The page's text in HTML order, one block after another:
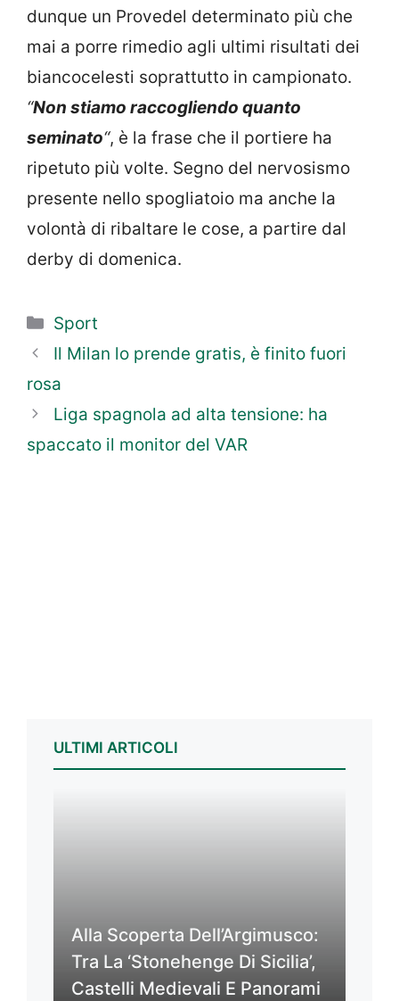
dunque un Provedel determinato più che
mai a porre rimedio agli ultimi risultati dei
biancocelesti soprattutto in campionato.
“Non stiamo raccogliendo quanto
seminato“, è la frase che il portiere ha
ripetuto più volte. Segno del nervosismo
presente nello spogliatoio ma anche la
volontà di ribaltare le cose, a partire dal
derby di domenica.
Categorie
Sport
Il Milan lo prende gratis, è finito fuori
rosa
Liga spagnola ad alta tensione: ha
spaccato il monitor del VAR
ULTIMI ARTICOLI
Alla Scoperta Dell’Argimusco:
Tra La ‘Stonehenge Di Sicilia’,
Castelli Medievali E Panorami